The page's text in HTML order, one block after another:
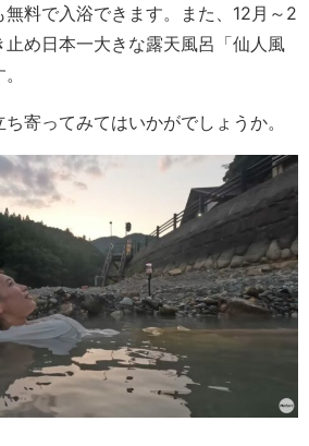
料で入浴できます。また、12月～2
止め日本一大きな露天風呂「仙人風
寄ってみてはいかがでしょうか。